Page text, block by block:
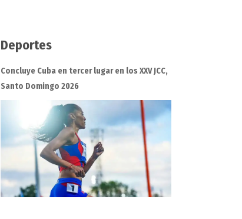
Deportes
Concluye Cuba en tercer lugar en los XXV JCC,
Santo Domingo 2026